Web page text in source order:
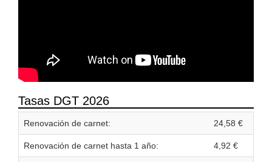
Tasas DGT 2026
Renovación de carnet: 24,58 €
Renovación de carnet hasta 1 año: 4,92 €